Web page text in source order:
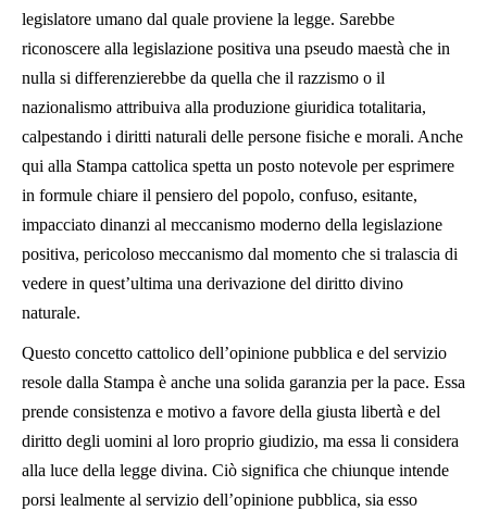
legislatore umano dal quale proviene la legge. Sarebbe
riconoscere alla legislazione positiva una pseudo maestà che in
nulla si differenzierebbe da quella che il razzismo o il
nazionalismo attribuiva alla produzione giuridica totalitaria,
calpestando i diritti naturali delle persone fisiche e morali. Anche
qui alla Stampa cattolica spetta un posto notevole per esprimere
in formule chiare il pensiero del popolo, confuso, esitante,
impacciato dinanzi al meccanismo moderno della legislazione
positiva, pericoloso meccanismo dal momento che si tralascia di
vedere in quest’ultima una derivazione del diritto divino
naturale.
Questo concetto cattolico dell’opinione pubblica e del servizio
resole dalla Stampa è anche una solida garanzia per la pace. Essa
prende consistenza e motivo a favore della giusta libertà e del
diritto degli uomini al loro proprio giudizio, ma essa li considera
alla luce della legge divina. Ciò significa che chiunque intende
porsi lealmente al servizio dell’opinione pubblica, sia esso